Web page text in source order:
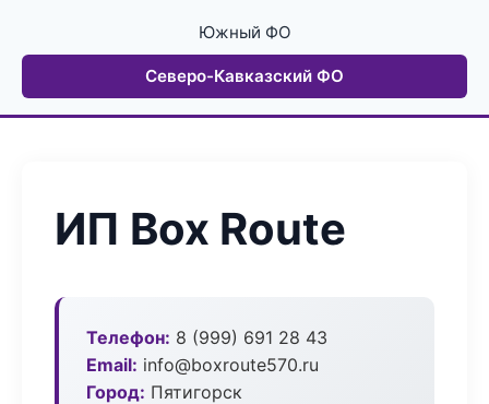
Южный ФО
Северо-Кавказский ФО
ИП Box Route
Телефон: 8 (999) 691 28 43
Email: info@boxroute570.ru
Город: Пятигорск